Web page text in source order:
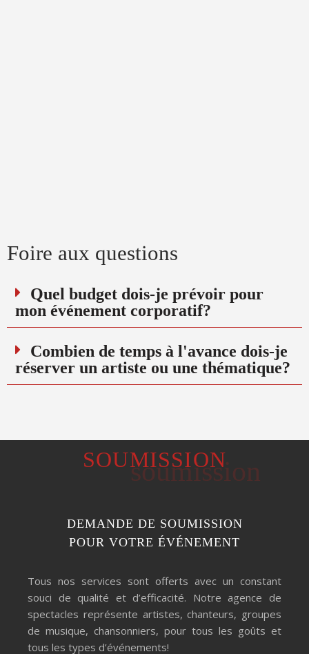
Foire aux questions
Quel budget dois-je prévoir pour
mon événement corporatif?
Combien de temps à l'avance dois-je
réserver un artiste ou une thématique?
SOUMISSION
soumission
DEMANDE DE SOUMISSION
POUR VOTRE ÉVÉNEMENT
Tous nos services sont offerts avec un constant
souci de qualité et d’efficacité. Notre agence de
spectacles représente artistes, chanteurs, groupes
de musique, chansonniers, pour tous les goûts et
tous les types d’événements!